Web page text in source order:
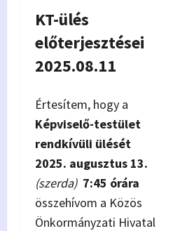
KT-ülés
előterjesztései
2025.08.11
Értesítem, hogy a
Képviselő-testület
rendkívüli ülését
2025. augusztus 13.
(szerda)7:45 órára
összehívom a Közös
Önkormányzati Hivatal